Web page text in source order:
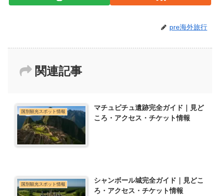
pre海外旅行
関連記事
国別観光スポット情報
マチュピチュ遺跡完全ガイド｜見ど
ころ・アクセス・チケット情報
国別観光スポット情報
シャンボール城完全ガイド｜見どこ
ろ・アクセス・チケット情報